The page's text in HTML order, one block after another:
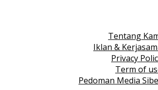
Tentang
Iklan &
Privacy
Term of
Pedoman Media